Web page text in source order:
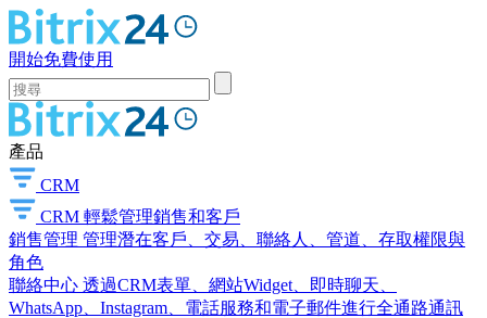
開始免費使用
產品
CRM
CRM 輕鬆管理銷售和客戶
銷售管理 管理潛在客戶、交易、聯絡人、管道、存取權限與
角色
聯絡中心 透過CRM表單、網站Widget、即時聊天、
WhatsApp、Instagram、電話服務和電子郵件進行全通路通訊